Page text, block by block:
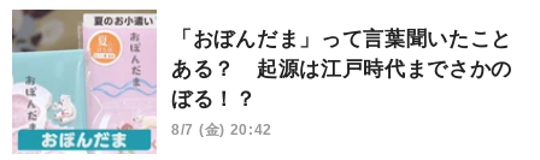
「おぼんだま」って言葉聞いたこと
ある？ 起源は江戸時代までさかの
ぼる！？
8/7 (金) 20:42